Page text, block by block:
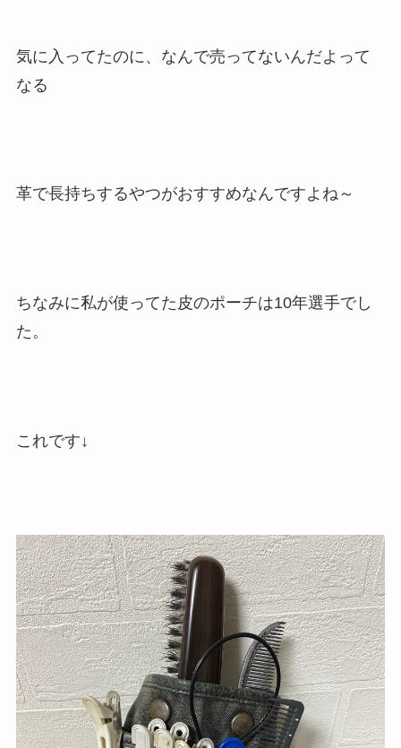
気に入ってたのに、なんで売ってないんだよって
なる
革で長持ちするやつがおすすめなんですよね～
ちなみに私が使ってた皮のポーチは10年選手でし
た。
これです↓